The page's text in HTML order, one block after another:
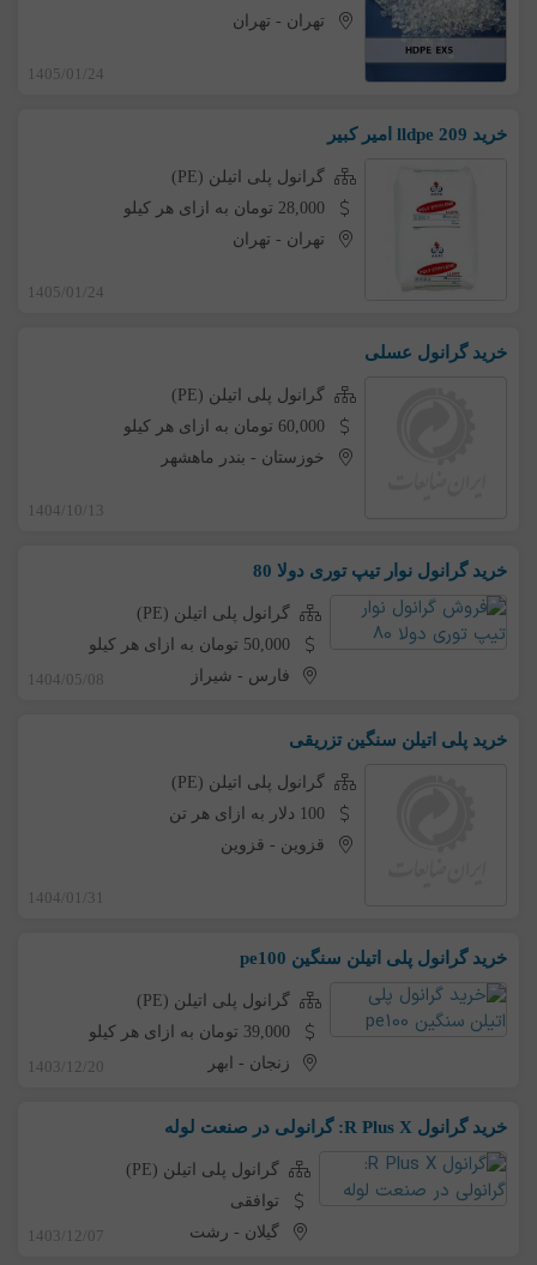
تهران - تهران
1405/01/24
خرید lldpe 209 امیر کبیر
گرانول پلی اتیلن (PE)
28,000 تومان به ازای هر کیلو
تهران - تهران
1405/01/24
خرید گرانول عسلی
گرانول پلی اتیلن (PE)
60,000 تومان به ازای هر کیلو
خوزستان - بندر ماهشهر
1404/10/13
خرید گرانول نوار تیپ توری دولا 80
گرانول پلی اتیلن (PE)
50,000 تومان به ازای هر کیلو
فارس - شیراز 1404/05/08
خرید پلی اتیلن سنگین تزریقی
گرانول پلی اتیلن (PE)
100 دلار به ازای هر تن
قزوین - قزوین
1404/01/31
خرید گرانول پلی اتیلن سنگین pe100
گرانول پلی اتیلن (PE)
39,000 تومان به ازای هر کیلو
زنجان - ابهر 1403/12/20
خرید گرانول R Plus X: گرانولی در صنعت لوله
گرانول پلی اتیلن (PE)
توافقی
گیلان - رشت 1403/12/07